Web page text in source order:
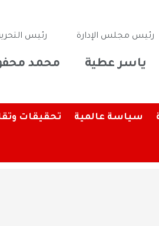
رئيس مجلس الإدارة
ياسر عطية
رئيس
محمد
سياسة عالمية تحقيقات